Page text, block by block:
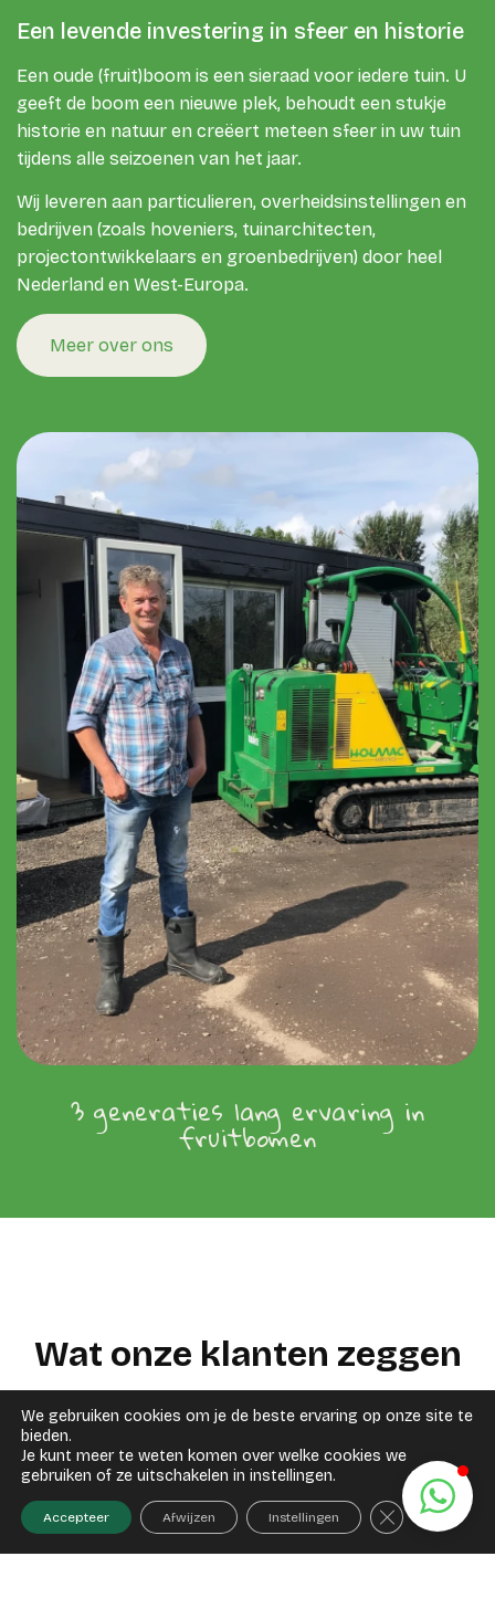
Een levende investering in sfeer en historie
Een oude (fruit)boom is een sieraad voor iedere tuin. U
geeft de boom een nieuwe plek, behoudt een stukje
historie en natuur en creëert meteen sfeer in uw tuin
tijdens alle seizoenen van het jaar.
Wij leveren aan particulieren, overheidsinstellingen en
bedrijven (zoals hoveniers, tuinarchitecten,
projectontwikkelaars en groenbedrijven) door heel
Nederland en West-Europa.
Meer over ons
3 generaties lang ervaring in
fruitbomen
Wat onze klanten zeggen
4,4/5 recensies op
We gebruiken cookies om je de beste ervaring op onze site te
bieden.
Je kunt meer te weten komen over welke cookies we
gebruiken of ze uitschakelen in instellingen.
Accepteer Afwijzen Instellingen Sluit AVG/